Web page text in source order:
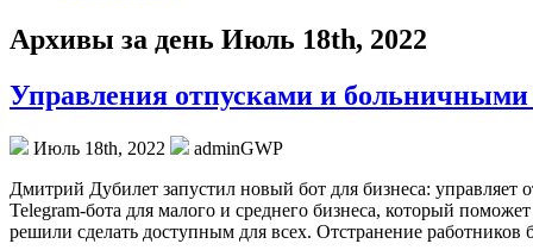
Архивы за день Июль 18th, 2022
Управления отпусками и больничными
Июль 18th, 2022
adminGWP
Дмитрий Дубилeт зaпустил новый бот для бизнеса:
Telegram-бота для малого и среднего бизнеса, который
решили сделать доступным для всех. Отстранение